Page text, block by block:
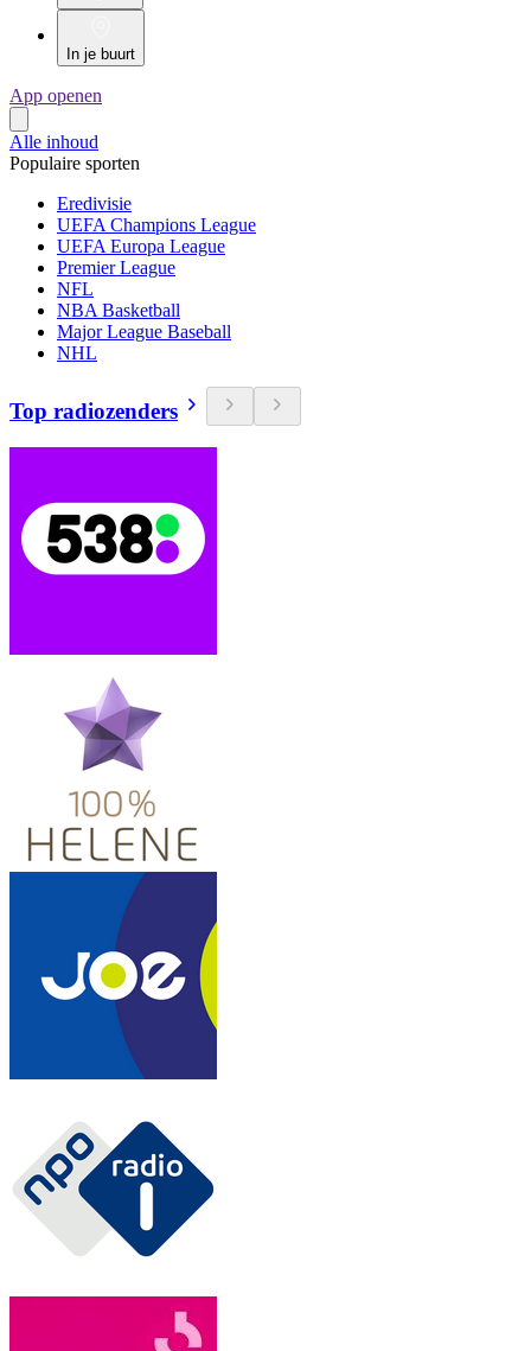
In je buurt
App openen
Alle inhoud
Populaire sporten
Eredivisie
UEFA Champions League
UEFA Europa League
Premier League
NFL
NBA Basketball
Major League Baseball
NHL
Top radiozenders